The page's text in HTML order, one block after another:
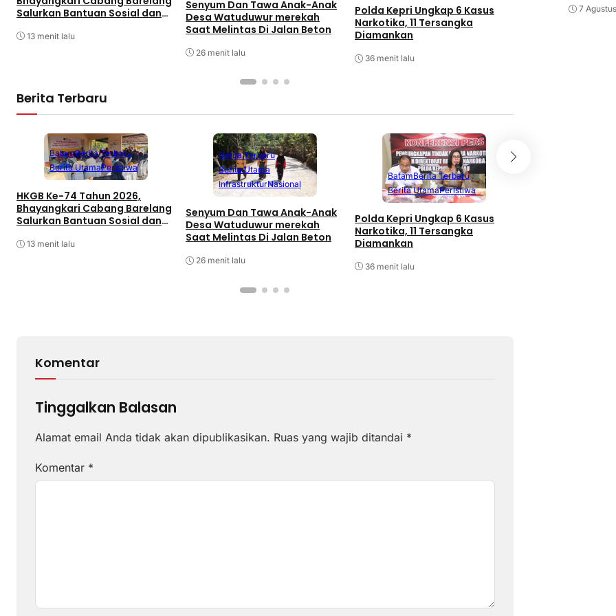
Salurkan Bantuan Sosial dan
Lance Sagulung
13 menit lalu
Senyum Dan Tawa Anak-Anak
Desa Watuduwur merekah
Saat Melintas Di Jalan Beton
26 menit lalu
Polda Kepri Ungkap 6 Kasus
Narkotika, 11 Tersangka
Diamankan
36 menit lalu
Menhan Syafrie
Berita Terbaru
BatamBerita Terbaru
Berita UtamaPeristiwa
HKGB Ke-74 Tahun 2026,
Bhayangkari Cabang Barelang
Salurkan Bantuan Sosial dan
Lance Sagulung
13 menit lalu
Berita Terbaru
Berita Utama
InfrastrukturNasional
Senyum Dan Tawa Anak-Anak
Desa Watuduwur merekah
Saat Melintas Di Jalan Beton
26 menit lalu
BatamBerita Terbaru
Berita UtamaPeristiwa
Polda Kepri Ungkap 6 Kasus
Narkotika, 11 Tersangka
Diamankan
36 menit lalu
Komentar
Tinggalkan Balasan
Alamat email Anda tidak akan dipublikasikan. Ruas yang wajib ditandai *
Komentar *
7